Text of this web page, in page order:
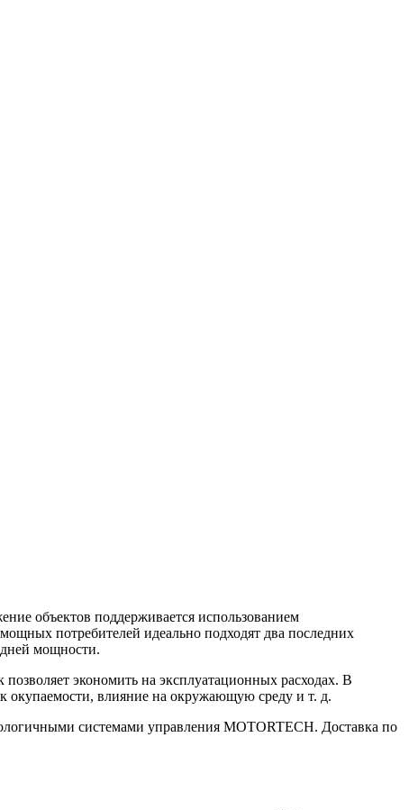
объектов поддерживается использованием
потребителей идеально подходят два последних
мощности.
экономить на эксплуатационных расходах. В
окупаемости, влияние на окружающую среду и т. д.
системами управления MOTORTECH. Доставка по